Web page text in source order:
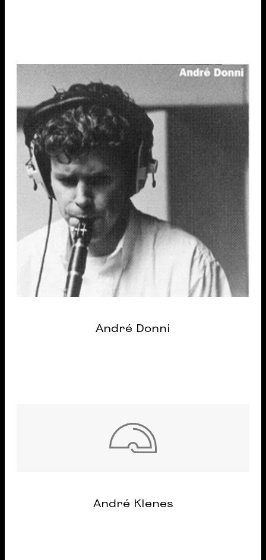
André Donni
André Klenes